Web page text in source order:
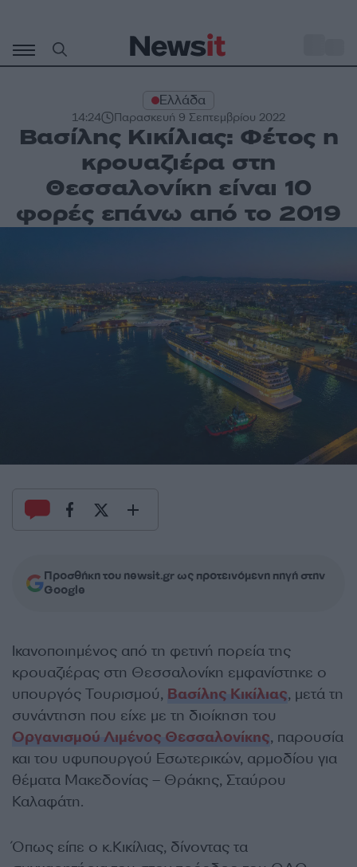
περιεχόμενο
Ελλάδα
14:24 Παρασκευή 9 Σεπτεμβρίου 2022
Βασίλης Κικίλιας: Φέτος η
κρουαζιέρα στη
Θεσσαλονίκη είναι 10
φορές επάνω από το 2019
Προσθήκη του newsit.gr ως προτεινόμενη πηγή στην
Google
Ικανοποιημένος από τη φετινή πορεία της
κρουαζιέρας στη Θεσσαλονίκη εμφανίστηκε ο
υπουργός Τουρισμού, Βασίλης Κικίλιας, μετά τη
συνάντηση που είχε με τη διοίκηση του
Οργανισμού Λιμένος Θεσσαλονίκης, παρουσία
και του υφυπουργού Εσωτερικών, αρμοδίου για
θέματα Μακεδονίας – Θράκης, Σταύρου
Καλαφάτη.
Όπως είπε ο κ.Κικίλιας, δίνοντας τα